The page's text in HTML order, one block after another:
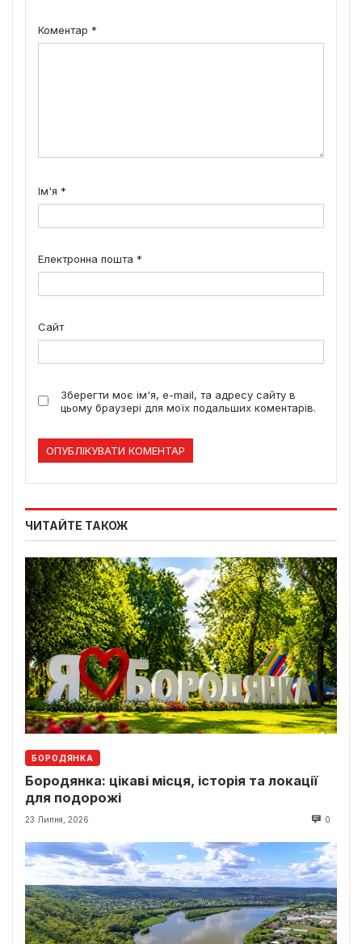
Коментар *
Ім'я *
Електронна пошта *
Сайт
Зберегти моє ім'я, e-mail, та адресу сайту в
цьому браузері для моїх подальших коментарів.
ЧИТАЙТЕ ТАКОЖ
БОРОДЯНКА
Бородянка: цікаві місця, історія та локації
для подорожі
23 Липня, 2026 0